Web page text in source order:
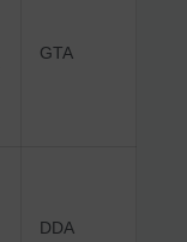
GTA
DDA